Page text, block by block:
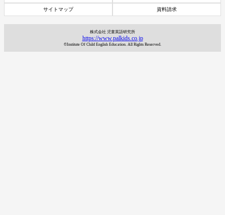
サイトマップ 資料請求
株式会社 児童英語研究所
https://www.palkids.co.jp
©Institute Of Child English Education. All Rights Reserved.